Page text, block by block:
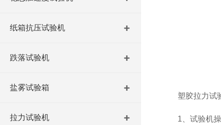
纸箱抗压试验机
跌落试验机
盐雾试验箱
拉力试验机
塑胶拉力试
1、试验机操